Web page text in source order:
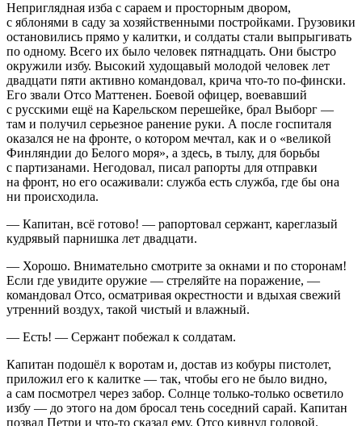
Неприглядная изба с сараем и просторным двором,
с яблонями в саду за хозяйственными постройками. Грузовики
остановились прямо у калитки, и солдаты стали выпрыгивать
по одному. Всего их было человек пятнадцать. Они быстро
окружили избу. Высокий худощавый молодой человек лет
двадцати пяти активно командовал, крича что-то по-фински.
Его звали Отсо Маттенен. Боевой офицер, воевавший
с русскими ещё на Карельском перешейке, брал Выборг —
там и получил серьезное ранение руки. А после госпиталя
оказался не на фронте, о котором мечтал, как и о «великой
Финляндии до Белого моря», а здесь, в тылу, для борьбы
с партизанами. Негодовал, писал рапорты для отправки
на фронт, но его осаживали: служба есть служба, где бы она
ни происходила.
— Капитан, всё готово! — рапортовал сержант, кареглазый
кудрявый парнишка лет двадцати.
— Хорошо. Внимательно смотрите за окнами и по сторонам!
Если где увидите оружие — стреляйте на поражение, —
командовал Отсо, осматривая окрестности и вдыхая свежий
утренний воздух, такой чистый и влажный.
— Есть! — Сержант побежал к солдатам.
Капитан подошёл к воротам и, достав из кобуры пистолет,
приложил его к калитке — так, чтобы его не было видно,
а сам посмотрел через забор. Солнце только-только осветило
избу — до этого на дом бросал тень соседний сарай. Капитан
позвал Петри и что-то сказал ему. Отсо кивнул головой.